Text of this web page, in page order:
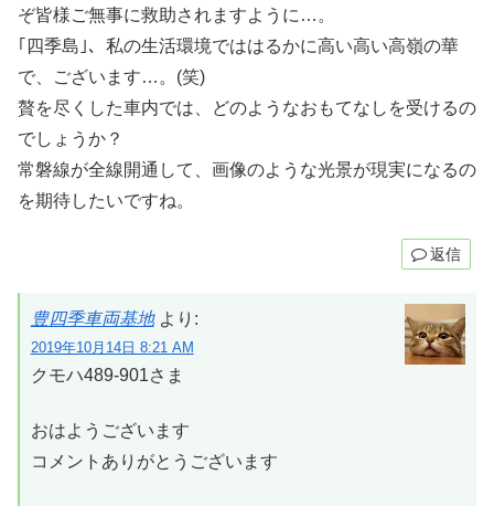
ぞ皆様ご無事に救助されますように…。
｢四季島｣、私の生活環境でははるかに高い高い高嶺の華
で、ございます…。(笑)
贅を尽くした車内では、どのようなおもてなしを受けるの
でしょうか？
常磐線が全線開通して、画像のような光景が現実になるの
を期待したいですね。
返信
豊四季車両基地 より:
2019年10月14日 8:21 AM
クモハ489-901さま
おはようございます
コメントありがとうございます